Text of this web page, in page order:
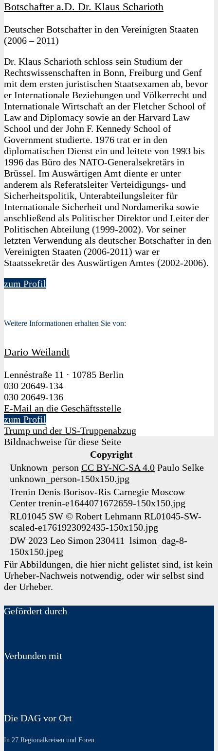
Botschafter a.D. Dr. Klaus Scharioth
Deutscher Botschafter in den Vereinigten Staaten
(2006 – 2011)
Dr. Klaus Scharioth schloss sein Studium der
Rechtswissenschaften in Bonn, Freiburg und Genf
mit dem ersten juristischen Staatsexamen ab, bevor
er Internationale Beziehungen und Völkerrecht und
Internationale Wirtschaft an der Fletcher School of
Law and Diplomacy sowie an der Harvard Law
School und der John F. Kennedy School of
Government studierte. 1976 trat er in den
diplomatischen Dienst ein und leitete von 1993 bis
1996 das Büro des NATO-Generalsekretärs in
Brüssel. Im Auswärtigen Amt diente er unter
anderem als Referatsleiter Verteidigungs- und
Sicherheitspolitik, Unterabteilungsleiter für
Internationale Sicherheit und Nordamerika sowie
anschließend als Politischer Direktor und Leiter der
Politischen Abteilung (1999-2002). Vor seiner
letzten Verwendung als deutscher Botschafter in den
Vereinigten Staaten (2006-2011) war er
Staatssekretär des Auswärtigen Amtes (2002-2006).
zum Profil
Weitere Informationen erhalten Sie von:
Dario Weilandt
Lennéstraße 11 · 10785 Berlin
030 20649-134
030 20649-136
E-Mail an die Geschäftsstelle
zum Profil
Trump und der US-Truppenabzug
Bildnachweise für diese Seite
Copyright
Unknown_person CC BY-NC-SA 4.0 Paulo Selke
unknown_person-150x150.jpg
Trenin Denis Borisov-Ris Carnegie Moscow
Center trenin-e1644071672659-150x150.jpg
RL01045 SW © Robert Lehmann RL01045-SW-
scaled-e1761923092435-150x150.jpg
DW 2023 Leo Simon 230411_lsimon_dag-8-
150x150.jpeg
Für Abbildungen, die hier nicht gelistet sind, ist kein
Urheber-Nachweis notwendig, oder wir selbst sind
der Urheber.
Gefördert durch
Verbunden mit
Die DAG vor Ort
In 27 Regionalkreisen und Foren